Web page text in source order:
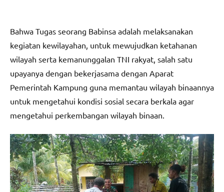
Bahwa Tugas seorang Babinsa adalah melaksanakan
kegiatan kewilayahan, untuk mewujudkan ketahanan
wilayah serta kemanunggalan TNI rakyat, salah satu
upayanya dengan bekerjasama dengan Aparat
Pemerintah Kampung guna memantau wilayah binaannya
untuk mengetahui kondisi sosial secara berkala agar
mengetahui perkembangan wilayah binaan.